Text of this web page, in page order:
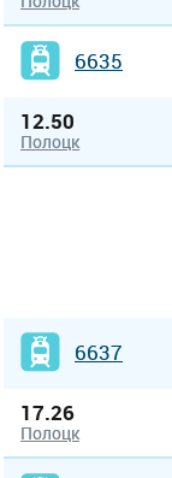
6635
12.50
Полоцк
6637
17.26
Полоцк